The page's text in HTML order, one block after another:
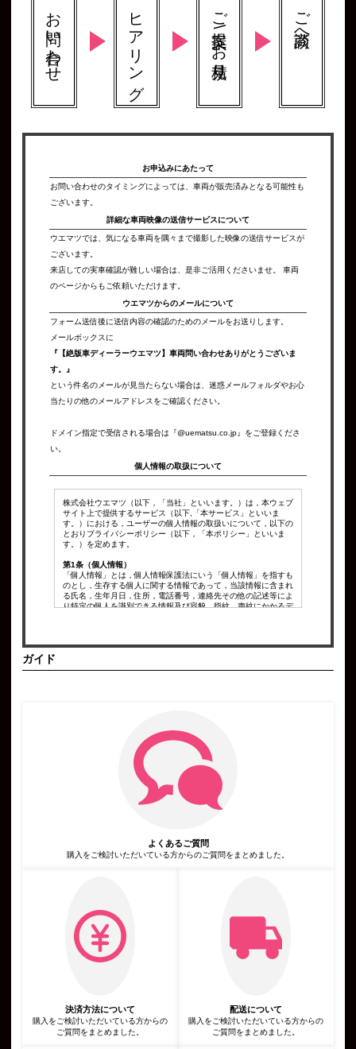
お問い合わせ ヒアリング ご提案 \ お見積り ご商談へ
お申込みにあたって
お問い合わせのタイミングによっては、車両が販売済みとなる可能性も
ございます。
詳細な車両映像の送信サービスについて
ウエマツでは、気になる車両を隅々まで撮影した映像の送信サービスが
ございます。
来店しての実車確認が難しい場合は、是非ご活用くださいませ。 車両
のページからもご依頼いただけます。
ウエマツからのメールについて
フォーム送信後に送信内容の確認のためのメールをお送りします。
メールボックスに
『【絶版車ディーラーウエマツ】車両問い合わせありがとうございま
す。』
という件名のメールが見当たらない場合は、迷惑メールフォルダやお心
当たりの他のメールアドレスをご確認ください。
ドメイン指定で受信される場合は『@uematsu.co.jp』をご登録くださ
い。
個人情報の取扱について
株式会社ウエマツ（以下，「当社」といいます。）は，本ウェブ
サイト上で提供するサービス（以下,「本サービス」といいま
す。）における，ユーザーの個人情報の取扱いについて，以下の
とおりプライバシーポリシー（以下，「本ポリシー」といいま
す。）を定めます。
第1条（個人情報）
「個人情報」とは，個人情報保護法にいう「個人情報」を指すも
のとし，生存する個人に関する情報であって，当該情報に含まれ
る氏名，生年月日，住所，電話番号，連絡先その他の記述等によ
り特定の個人を識別できる情報及び容貌，指紋，声紋にかかるデ
第2条（個人情報の収集方法）
第3条（個人情報を収集・利用する目的）
当社が個人情報を収集・利用する目的は，以下のとおりです。
当社サービスの提供・運営のため
ユーザーからのお問い合わせに回答するため（本人確認を行うこ
ユーザーが利用中のサービスの新機能，更新情報，キャンペーン
等及び当社が提供する他のサービスの案内のメールを送付するた
広告，宣伝，マーケティングへの活用のため
利用規約に違反したユーザーや，不正・不当な目的でサービスを
第4条（利用目的の変更）
当社は，利用目的が変更前と関連性を有すると合理的に認められ
る場合に限り，個人情報の利用目的を変更するものとします。
利用目的の変更を行った場合には，変更後の目的について，当社
当社は，次に掲げる場合を除いて，あらかじめユーザーの同意を
得ることなく，第三者に個人情報を提供することはありません。
ただし，個人情報保護法その他の法令で認められる場合を除きま
ガイド
よくあるご質問
購入をご検討いただいている方からのご質問をまとめました。
決済方法について
購入をご検討いただいている方からの
ご質問をまとめました。
配送について
購入をご検討いただいている方からの
ご質問をまとめました。